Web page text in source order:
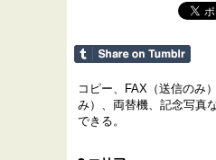
コピー、FAX（送信のみ
み）、両替機、記念写真
できる。